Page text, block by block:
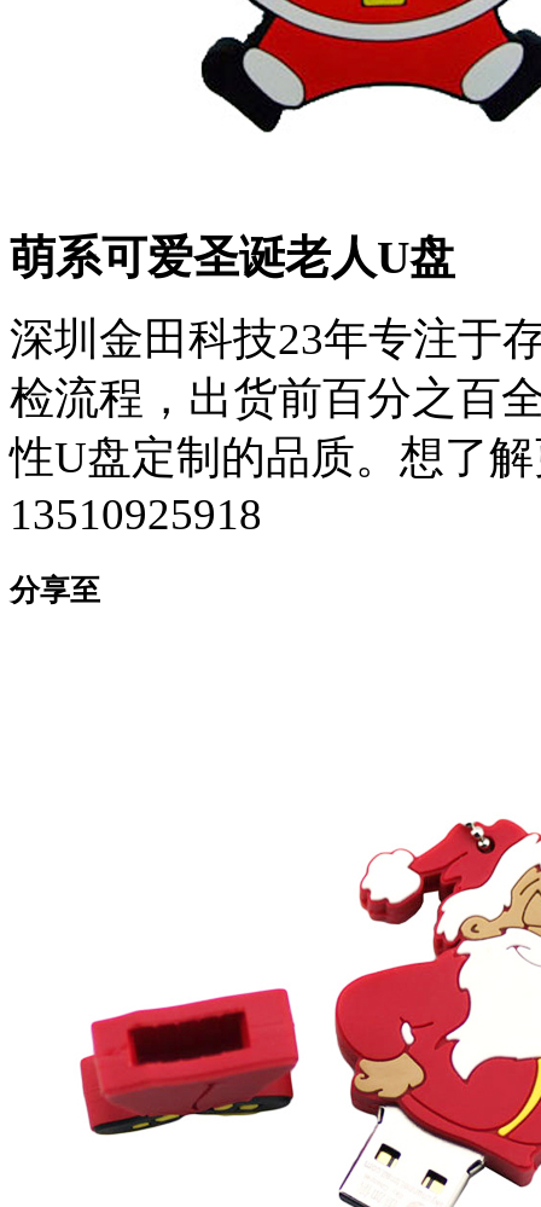
萌系可爱圣诞老人U盘
深圳金田科技23年专注于
检流程，出货前百分之百
性U盘定制的品质。想了
13510925918
分享至